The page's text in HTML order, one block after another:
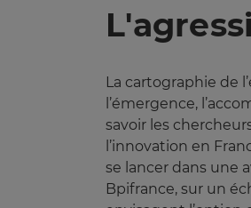
La cartographie de
l’émergence,
savoir les
l’innovation en
se lancer dans une
Bpifrance, sur un